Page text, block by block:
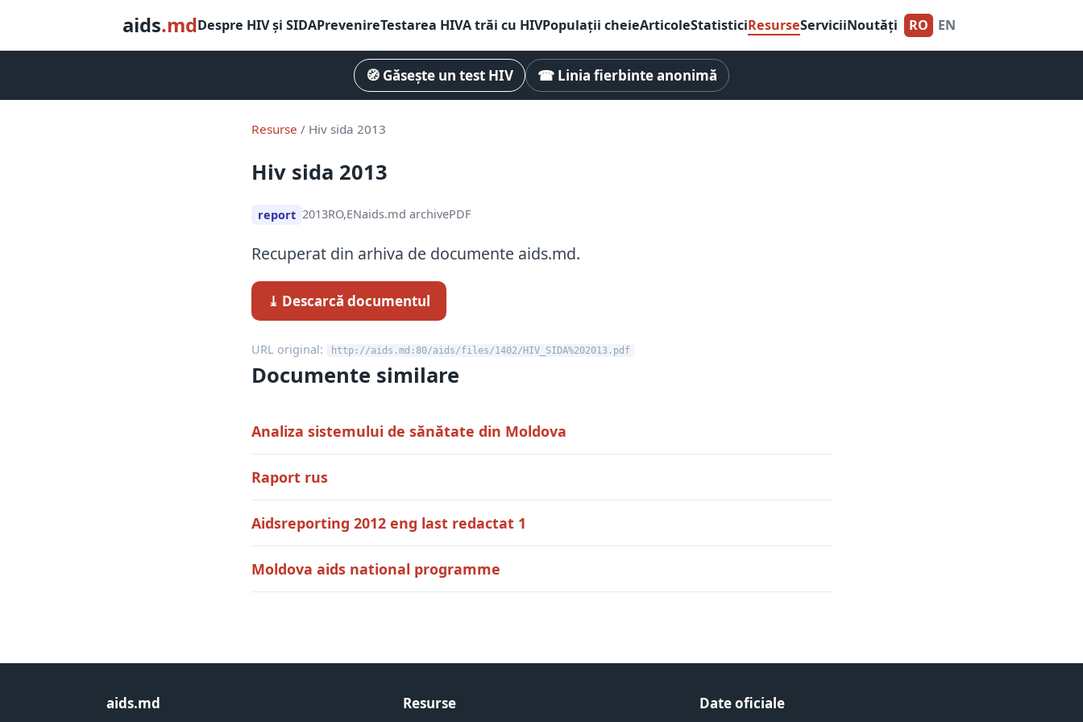
aids.mdDespre HIV și SIDAPrevenireTestarea HIVA trăi cu HIVPopulații cheieArticoleStatisticiResurseServiciiNoutăți RO EN
🧭 Găsește un test HIV ☎ Linia fierbinte anonimă
Resurse / Hiv sida 2013
Hiv sida 2013
report 2013RO,ENaids.md archivePDF
Recuperat din arhiva de documente aids.md.
⤓ Descarcă documentul
URL original: http://aids.md:80/aids/files/1402/HIV_SIDA%202013.pdf
Documente similare
Analiza sistemului de sănătate din Moldova
Raport rus
Aidsreporting 2012 eng last redactat 1
Moldova aids national programme
aids.md
Resurse
Date oficiale